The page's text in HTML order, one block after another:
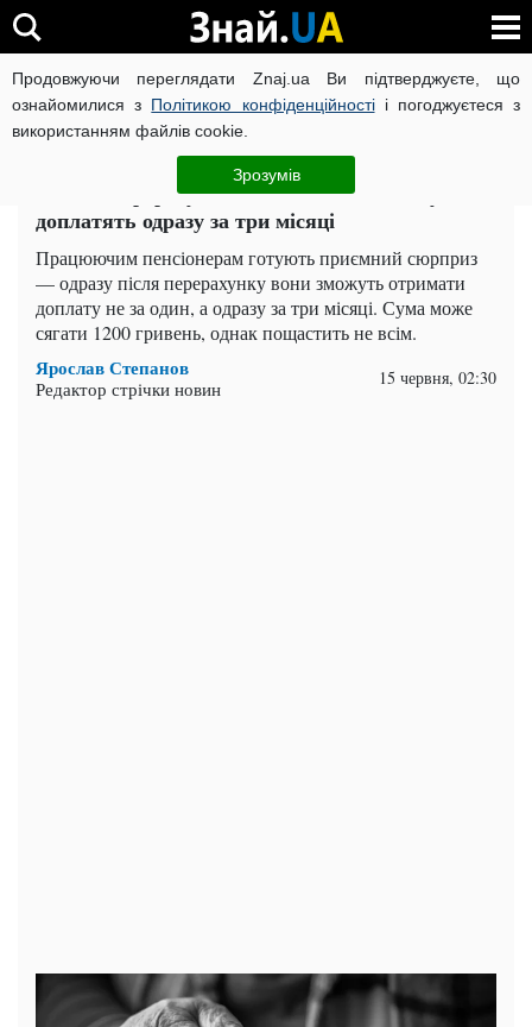
Продовжуючи переглядати Znaj.ua Ви підтверджуєте, що
ознайомилися з Політикою конфіденційностіі погоджуєтеся з
використанням файлів cookie.
Зрозумів
ВІЙНА РОСІЇ ПРОТИ УКРАЇНИ КОРОНАВІРУС В УКРАЇНІ
ЧИТАТЬ НА РУССКОМ
Пенсію перерахують заднім числом: кому
доплатять одразу за три місяці
Працюючим пенсіонерам готують приємний сюрприз
— одразу після перерахунку вони зможуть отримати
доплату не за один, а одразу за три місяці. Сума може
сягати 1200 гривень, однак пощастить не всім.
Ярослав Степанов
Редактор стрічки новин 15 червня, 02:30